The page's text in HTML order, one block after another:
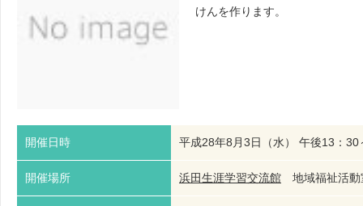
けんを作ります。
開催日時 平成28年8月3日（水） 午後13：30
開催場所 浜田生涯学習交流館 地域福祉活